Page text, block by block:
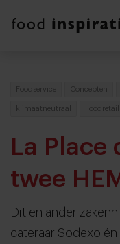
Foodservice Concepten
klimaatneutraal Foodretail
La
twee
Dit en ander
cateraar Sodexo